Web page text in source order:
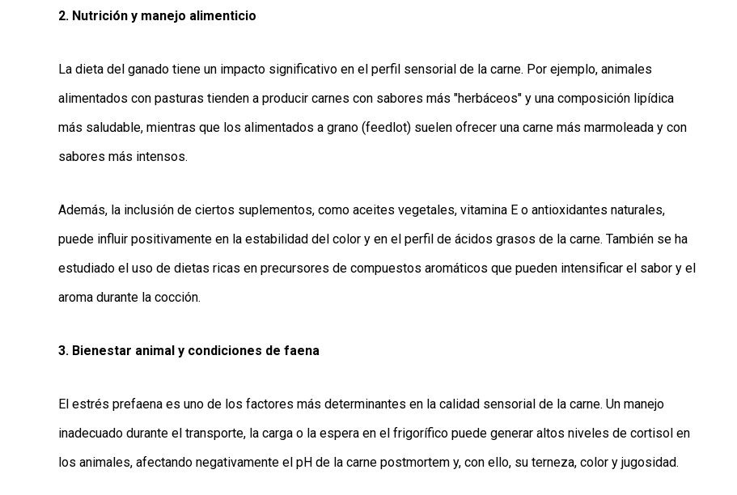
2. Nutrición y manejo alimenticio
La dieta del ganado tiene un impacto significativo en el perfil sensorial de la carne. Por ejemplo, animales
alimentados con pasturas tienden a producir carnes con sabores más "herbáceos" y una composición lipídica
más saludable, mientras que los alimentados a grano (feedlot) suelen ofrecer una carne más marmoleada y con
sabores más intensos.
Además, la inclusión de ciertos suplementos, como aceites vegetales, vitamina E o antioxidantes naturales,
puede influir positivamente en la estabilidad del color y en el perfil de ácidos grasos de la carne. También se ha
estudiado el uso de dietas ricas en precursores de compuestos aromáticos que pueden intensificar el sabor y el
aroma durante la cocción.
3. Bienestar animal y condiciones de faena
El estrés prefaena es uno de los factores más determinantes en la calidad sensorial de la carne. Un manejo
inadecuado durante el transporte, la carga o la espera en el frigorífico puede generar altos niveles de cortisol en
los animales, afectando negativamente el pH de la carne postmortem y, con ello, su terneza, color y jugosidad.